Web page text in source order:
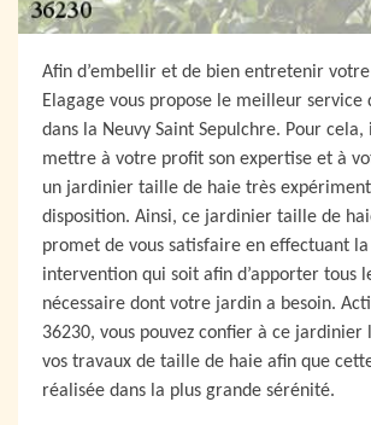
Afin d’embellir et de bien entretenir
Elagage vous propose le meilleur
dans la Neuvy Saint Sepulchre. Pour
mettre à votre profit son expertise et à
un jardinier taille de haie très
disposition. Ainsi, ce jardinier taille de
promet de vous satisfaire en effectuant
intervention qui soit afin d’apporter tous
nécessaire dont votre jardin a besoin.
36230, vous pouvez confier à ce
vos travaux de taille de haie afin que
réalisée dans la plus grande sérénité.